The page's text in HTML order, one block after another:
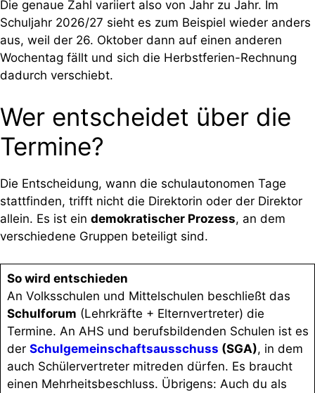
Die genaue Zahl variiert also von Jahr zu Jahr. Im
Schuljahr 2026/27 sieht es zum Beispiel wieder anders
aus, weil der 26. Oktober dann auf einen anderen
Wochentag fällt und sich die Herbstferien-Rechnung
dadurch verschiebt.
Wer entscheidet über die
Termine?
Die Entscheidung, wann die schulautonomen Tage
stattfinden, trifft nicht die Direktorin oder der Direktor
allein. Es ist ein demokratischer Prozess, an dem
verschiedene Gruppen beteiligt sind.
So wird entschieden
An Volksschulen und Mittelschulen beschließt das
Schulforum (Lehrkräfte + Elternvertreter) die
Termine. An AHS und berufsbildenden Schulen ist es
der Schulgemeinschaftsausschuss (SGA), in dem
auch Schülervertreter mitreden dürfen. Es braucht
einen Mehrheitsbeschluss. Übrigens: Auch du als